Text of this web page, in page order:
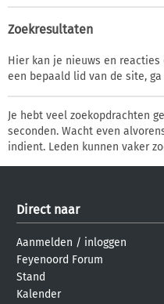
Zoekresultaten
Hier kan je nieuws en reacties
een bepaald lid van de site,
Je hebt veel zoekopdrachten
seconden. Wacht even
indient. Leden kunnen vaker
Direct naar
Aanmelden / inloggen
Feyenoord Forum
Stand
Kalender